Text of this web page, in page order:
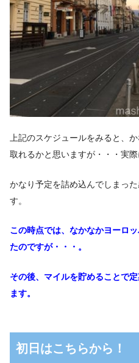
上記のスケジュールをみると、
取れるかと思いますが・・・実際
かなり予定を詰め込んでしまっ
す。
この時点では、なかなかヨーロ
たのですが・・・。
その後、マイルを貯めることで
ます。
初日はこちらから！